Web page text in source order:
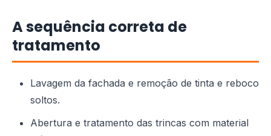
A sequência correta de
tratamento
Lavagem da fachada e remoção de tinta e reboco
soltos.
Abertura e tratamento das trincas com material